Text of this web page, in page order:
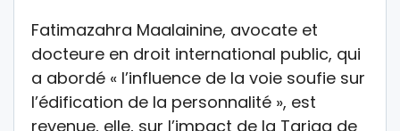
Fatimazahra Maalainine, avocate et
docteure en droit international public, qui
a abordé « l’influence de la voie soufie sur
l’édification de la personnalité », est
revenue, elle, sur l’impact de la Tariqa de